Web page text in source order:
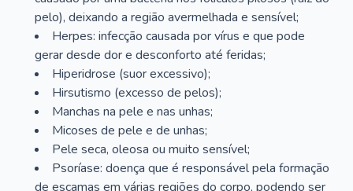
pelo), deixando a região avermelhada e sensível;
Herpes: infecção causada por vírus e que pode
gerar desde dor e desconforto até feridas;
Hiperidrose (suor excessivo);
Hirsutismo (excesso de pelos);
Manchas na pele e nas unhas;
Micoses de pele e de unhas;
Pele seca, oleosa ou muito sensível;
Psoríase: doença que é responsável pela formação
de escamas em várias regiões do corpo, podendo ser